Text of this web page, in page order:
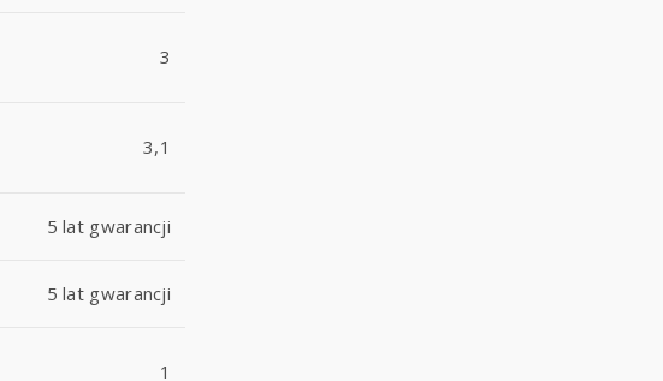
3
3,1
5 lat gwarancji
5 lat gwarancji
1